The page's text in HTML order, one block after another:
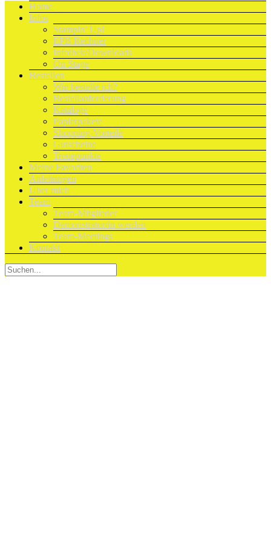
Home
Infos
Stampin’ Up!
EPB Rechner
Infothek/Downloads
On Stage
Bestellen
Wie bestelle ich?
Bestellanforderung
Kataloge
Papierpakete
Shopping-Vorteile
Gutscheine
Treuepunkte
Meine Favoriten
Anleitungen
Über mich
Team
Team-Mitglieder
Demonstrator/in werden
Team-Meetings
Kontakt